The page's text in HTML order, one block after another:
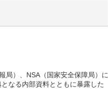
局）、NSA（国家安全保障局）に
なる内部資料とともに暴露した